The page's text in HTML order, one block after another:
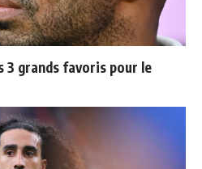
3 grands favoris pour le